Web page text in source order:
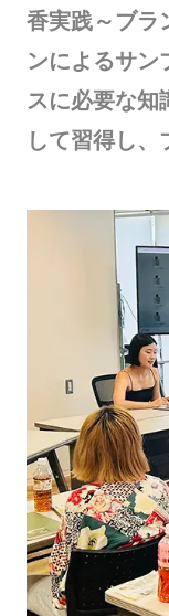
香実践～ブラ
ンによるサン
スに必要な知
して習得し、